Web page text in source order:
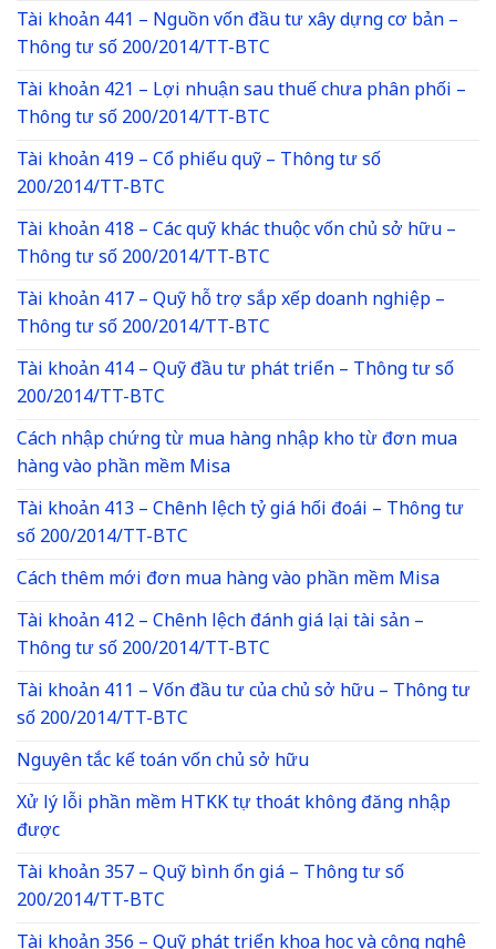
Tài khoản 441 – Nguồn vốn đầu tư xây dựng cơ bản –
Thông tư số 200/2014/TT-BTC
Tài khoản 421 – Lợi nhuận sau thuế chưa phân phối –
Thông tư số 200/2014/TT-BTC
Tài khoản 419 – Cổ phiếu quỹ – Thông tư số
200/2014/TT-BTC
Tài khoản 418 – Các quỹ khác thuộc vốn chủ sở hữu –
Thông tư số 200/2014/TT-BTC
Tài khoản 417 – Quỹ hỗ trợ sắp xếp doanh nghiệp –
Thông tư số 200/2014/TT-BTC
Tài khoản 414 – Quỹ đầu tư phát triển – Thông tư số
200/2014/TT-BTC
Cách nhập chứng từ mua hàng nhập kho từ đơn mua
hàng vào phần mềm Misa
Tài khoản 413 – Chênh lệch tỷ giá hối đoái – Thông tư
số 200/2014/TT-BTC
Cách thêm mới đơn mua hàng vào phần mềm Misa
Tài khoản 412 – Chênh lệch đánh giá lại tài sản –
Thông tư số 200/2014/TT-BTC
Tài khoản 411 – Vốn đầu tư của chủ sở hữu – Thông tư
số 200/2014/TT-BTC
Nguyên tắc kế toán vốn chủ sở hữu
Xử lý lỗi phần mềm HTKK tự thoát không đăng nhập
được
Tài khoản 357 – Quỹ bình ổn giá – Thông tư số
200/2014/TT-BTC